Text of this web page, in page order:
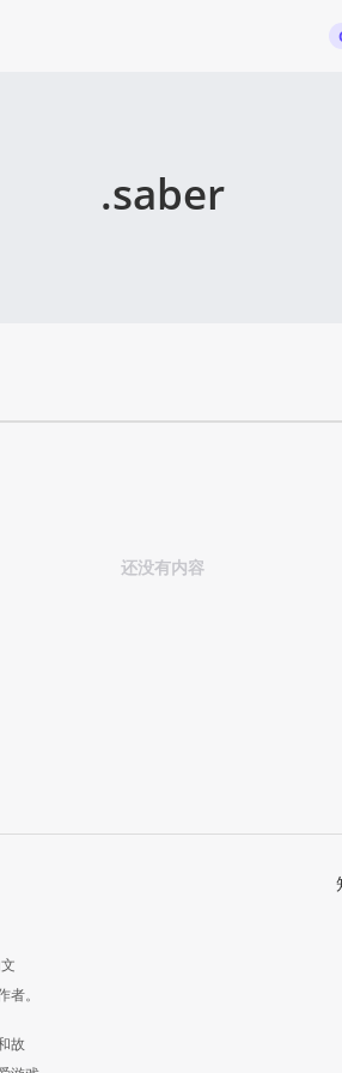
.saber
还没有内容
。
故